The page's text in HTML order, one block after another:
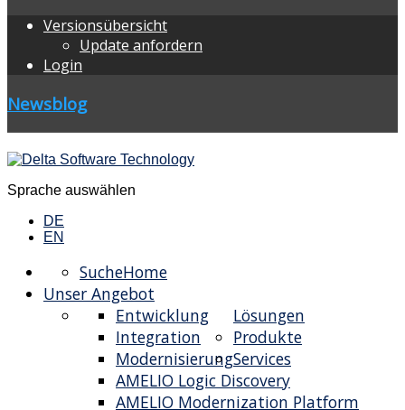
Versionsübersicht
Update anfordern
Login
Newsblog
Sprache auswählen
DE
EN
Home
Suche
Unser Angebot
Lösungen
Entwicklung
Integration
Modernisierung
Produkte
AMELIO Logic Discovery
AMELIO Modernization Platform
Services